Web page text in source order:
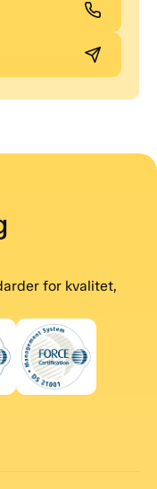
for kvalitet,